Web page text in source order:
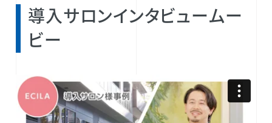
導入サロンインタビュームー
ビー